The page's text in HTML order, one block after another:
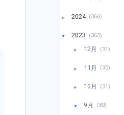
► 2024 (366)
▼ 2023 (365)
► 12月 (31)
► 11月 (30)
► 10月 (31)
▼ 9月 (30)